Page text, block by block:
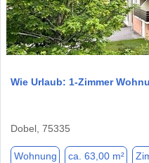
Wie Urlaub: 1-Zimmer
Dobel, 75335
Wohnung ca. 63,00 m²